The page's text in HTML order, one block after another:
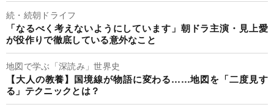
続・続朝ドライフ
「なるべく考えないようにしています」朝ドラ主演・見上愛
が役作りで徹底している意外なこと
地図で学ぶ「深読み」世界史
【大人の教養】国境線が物語に変わる……地図を「二度見す
る」テクニックとは？